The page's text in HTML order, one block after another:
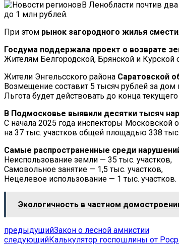
При этом рынок загородного жилья
Госдума поддержала проект о возврате
Жителям Белгородской, Брянской и Курской
Жители Энгельсского района Саратовской
Возмещение составит 5 тысяч рублей за
Льгота будет действовать до конца текущего
В Подмосковье выявили десятки тысяч
С начала 2025 года инспекторы Московской
на 37 тыс. участков общей площадью 338 тыс.
Самые распространенные среди
Неиспользование земли — 35 тыс. участков,
Самовольное занятие — 1,5 тыс. участков,
Нецелевое использование — 1 тыс. участков.
Экологичность в частном
предыдущийЗакон о лесной амнистии
следующийКалькулятор госпошлины от